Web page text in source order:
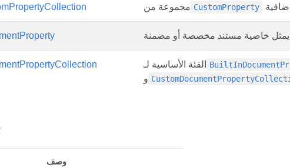
مجموعة من CustomProperty
الفئة الأساسية لـ
و
وصف